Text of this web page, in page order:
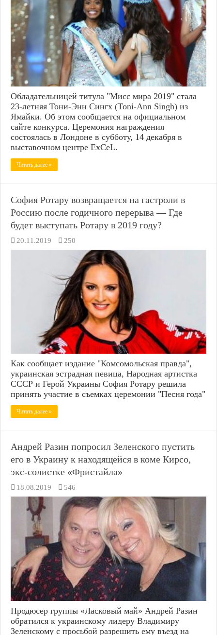
Обладательницей титула "Мисс мира 2019" стала
23-летняя Тони-Энн Сингх (Toni-Ann Singh) из
Ямайки. Об этом сообщается на официальном
сайте конкурса. Церемония награждения
состоялась в Лондоне в субботу, 14 декабря в
выставочном центре ExCeL.
Читать далее »
София Ротару возвращается на гастроли в
Россию после годичного перерыва — Где
будет выступать Ротару в 2019 году?
20.11.2019 250
Как сообщает издание "Комсомольская правда",
украинская эстрадная певица, Народная артистка
СССР и Герой Украины София Ротару решила
принять участие в съемках церемонии "Песня года"
Читать далее »
Андрей Разин попросил Зеленского пустить
его в Украину к находящейся в коме Кирсо,
экс-солистке «Фристайла»
18.08.2019 546
Продюсер группы «Ласковый май» Андрей Разин
обратился к украинскому лидеру Владимиру
Зеленскому с просьбой разрешить ему въезд на